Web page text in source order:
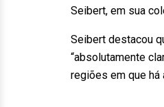
Seibert, em sua
Seibert destacou
“absolutamente
regiões em que há